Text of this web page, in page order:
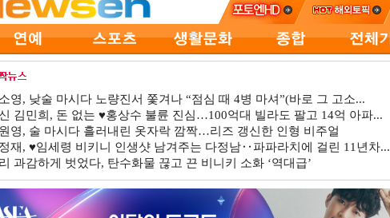
영, 낮술 마시다 노량진서 쫓겨나 “점심 때 4병 마셔”(바로 그 고소...
김민희, 돈 없는 ♥홍상수 불륜 진심…100억대 빌라도 팔고 14억 아파...
영, 술 마시다 흘러내린 옷자락 깜짝…리즈 갱신한 인형 비주얼
재, ♥임세령 비키니 인생샷 남겨주는 다정남‥파파라치에 걸린 11년차...
과감하게 벗었다, 탄수화물 끊고 끈 비니키 소화 ‘역대급’